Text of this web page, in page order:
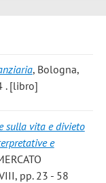
, Bologna,
. [libro]
sulla vita e divieto
e
pp. 23 - 58